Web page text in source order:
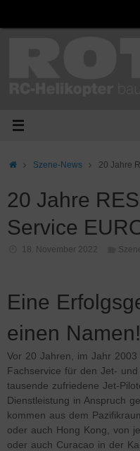
StartSzene-News 20 Jahre
20 Jahre
Service
18. November 2022
Eine
einen Namen!
Vor 20 Jahren, im Jahr
Fachservice für den Jet-
tausende zufriedene Jet-
Dienstleistung in Anspruch
kommen aus dem
oder auch Hong Kong, von
oder auch Curacao in der